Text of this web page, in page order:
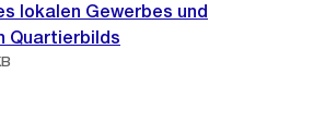
lokalen Gewerbes und
Quartierbilds